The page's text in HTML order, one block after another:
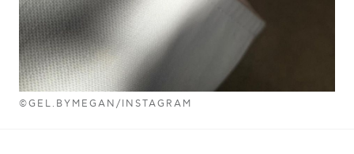
©GEL.BYMEGAN/INSTAGRAM